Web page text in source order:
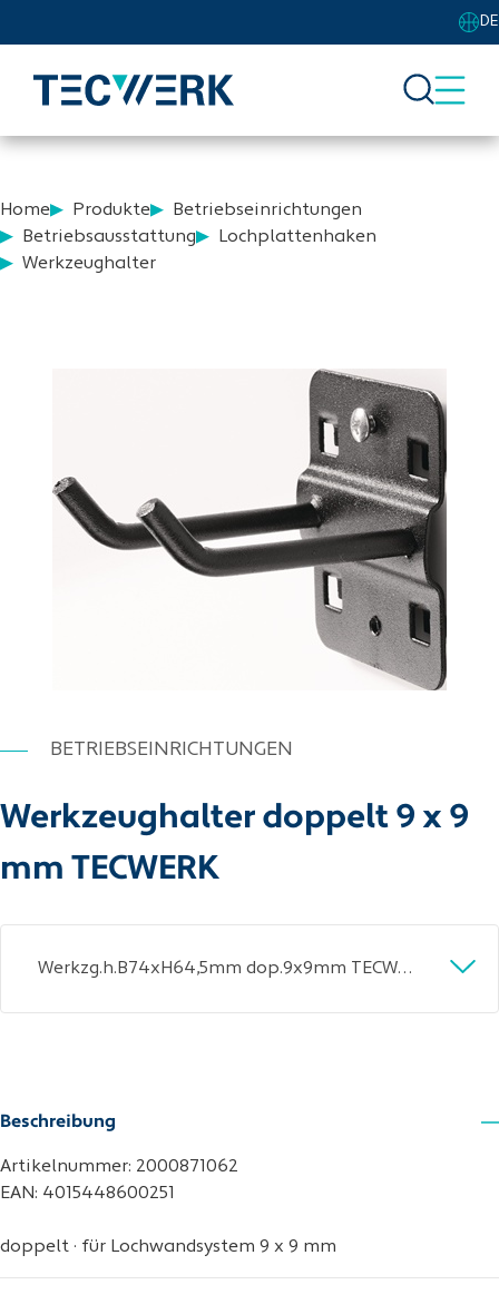
DE
Home Produkte
Betriebseinrichtungen
Betriebsausstattung
Lochplattenhaken
Werkzeughalter
BETRIEBSEINRICHTUNGEN
Werkzeughalter doppelt 9 x 9
mm TECWERK
Werkzg.h.B74xH64,5mm dop.9x9mm TECWERK
Beschreibung
Artikelnummer: 2000871062
EAN: 4015448600251
doppelt · für Lochwandsystem 9 x 9 mm